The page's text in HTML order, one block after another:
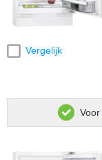
Vergelijk
Voor